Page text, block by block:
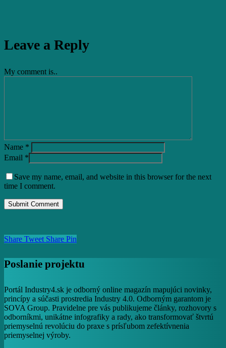
Leave a Reply
My comment is..
Name *
Email *
Save my name, email, and website in this browser for the next
time I comment.
Share Tweet Share Pin
Poslanie projektu
Portál Industry4.sk je odborný online magazín mapujúci novinky,
princípy a súčasti prostredia Industry 4.0. Odborným garantom je
SOVA Group. Pravidelne pre vás publikujeme články, rozhovory s
odborníkmi, unikátne infografiky a rady, ako transformovať štvrtú
priemyselnú revolúciu do praxe s prísľubom zefektívnenia
priemyselnej výroby.